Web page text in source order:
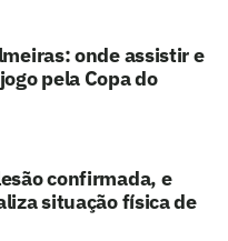
onde assistir e
pela Copa do
confirmada, e
situação física de